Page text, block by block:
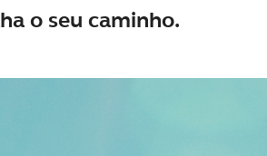
o seu caminho.